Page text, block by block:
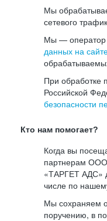
Мы
сетевого
Мы — оператор
данных на
При обработке
Российской
безопасности
Кто нам помогает?
Когда вы
партнерам
«ТАРГЕТ АДС»
числе по
Мы сохраняем
поручению, в